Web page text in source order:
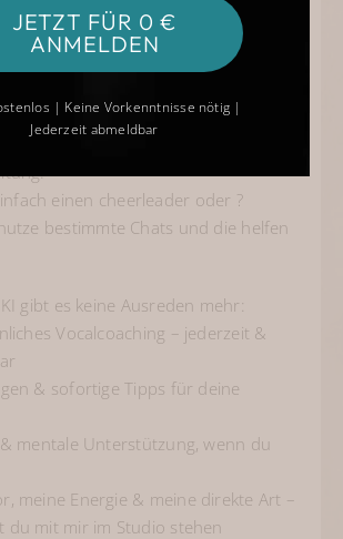
du das auch:
ist deine Stimme heiser.
– aber dir fehlt die Motivation oder
einen cheerleader oder ?
bestimmte Chats und die helfen
gibt es keine Ausreden mehr:
Vocalcoaching – jederzeit &
& sofortige Tipps für deine
mentale Unterstützung, wenn du
meine Energie & meine direkte Art –
du mit mir im Studio stehen
JETZT FÜR 0 €
ANMELDEN
| Keine Vorkenntnisse nötig |
Jederzeit abmeldbar